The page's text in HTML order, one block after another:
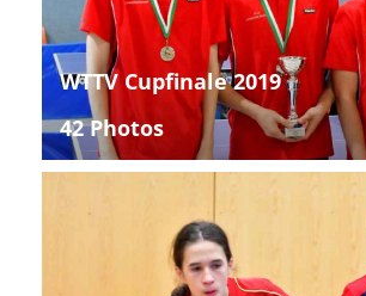
WTTV Cupfinale 2019
42 Photos